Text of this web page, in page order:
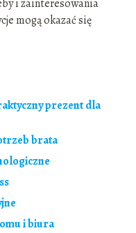
i zainteresowania
mogą okazać się
prezent dla
brata
i biura